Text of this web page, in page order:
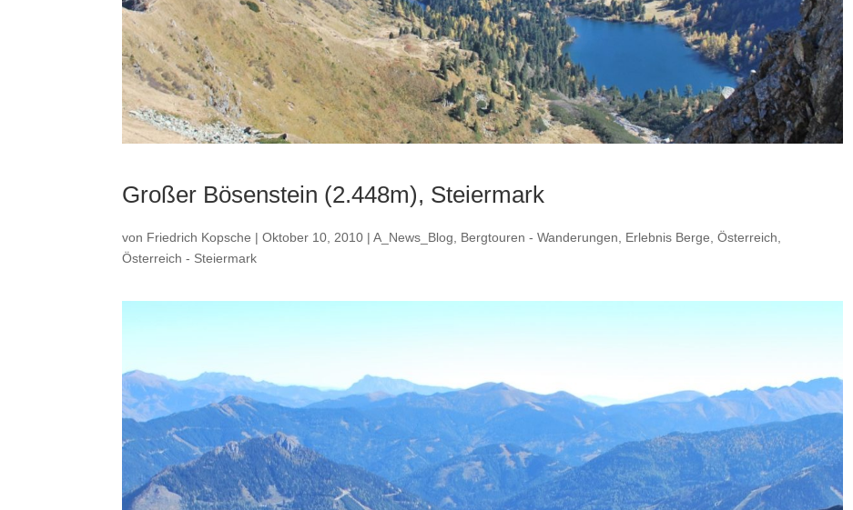
Großer Bösenstein (2.448m), Steiermark
von Friedrich Kopsche |Oktober 10, 2010 |A_News_Blog Bergtouren - Wanderungen Erlebnis Berge ,Österreich
Österreich - Steiermark